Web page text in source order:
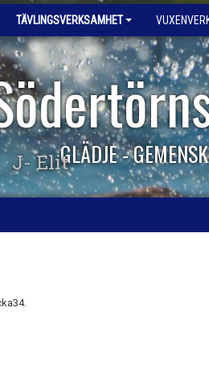
TÄVLINGSVERKSAMHET
GLÄDJE -
J- Elit